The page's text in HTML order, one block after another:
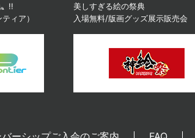
!!
ィア）
美しすぎる絵の祭典
入場無料/版画グッズ展示販売会